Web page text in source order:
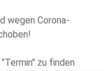
wegen Corona-
zu finden